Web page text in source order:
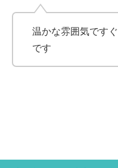
温かな雰囲気です
です